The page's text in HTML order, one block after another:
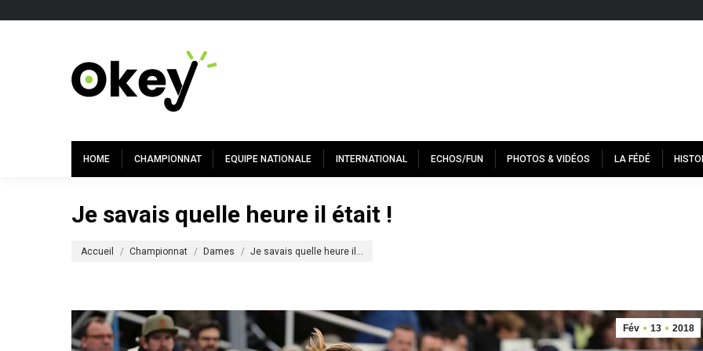
HOME CHAMPIONNAT EQUIPE NATIONALE INTERNATIONAL ECHOS/FUN PHOTOS & VIDÉOS LA FÉDÉ
Je savais quelle heure il était !
Accueil Championnat Dames Je savais quelle heure il…
Fév 13 2018